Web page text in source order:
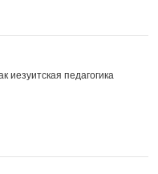
иезуитская педагогика